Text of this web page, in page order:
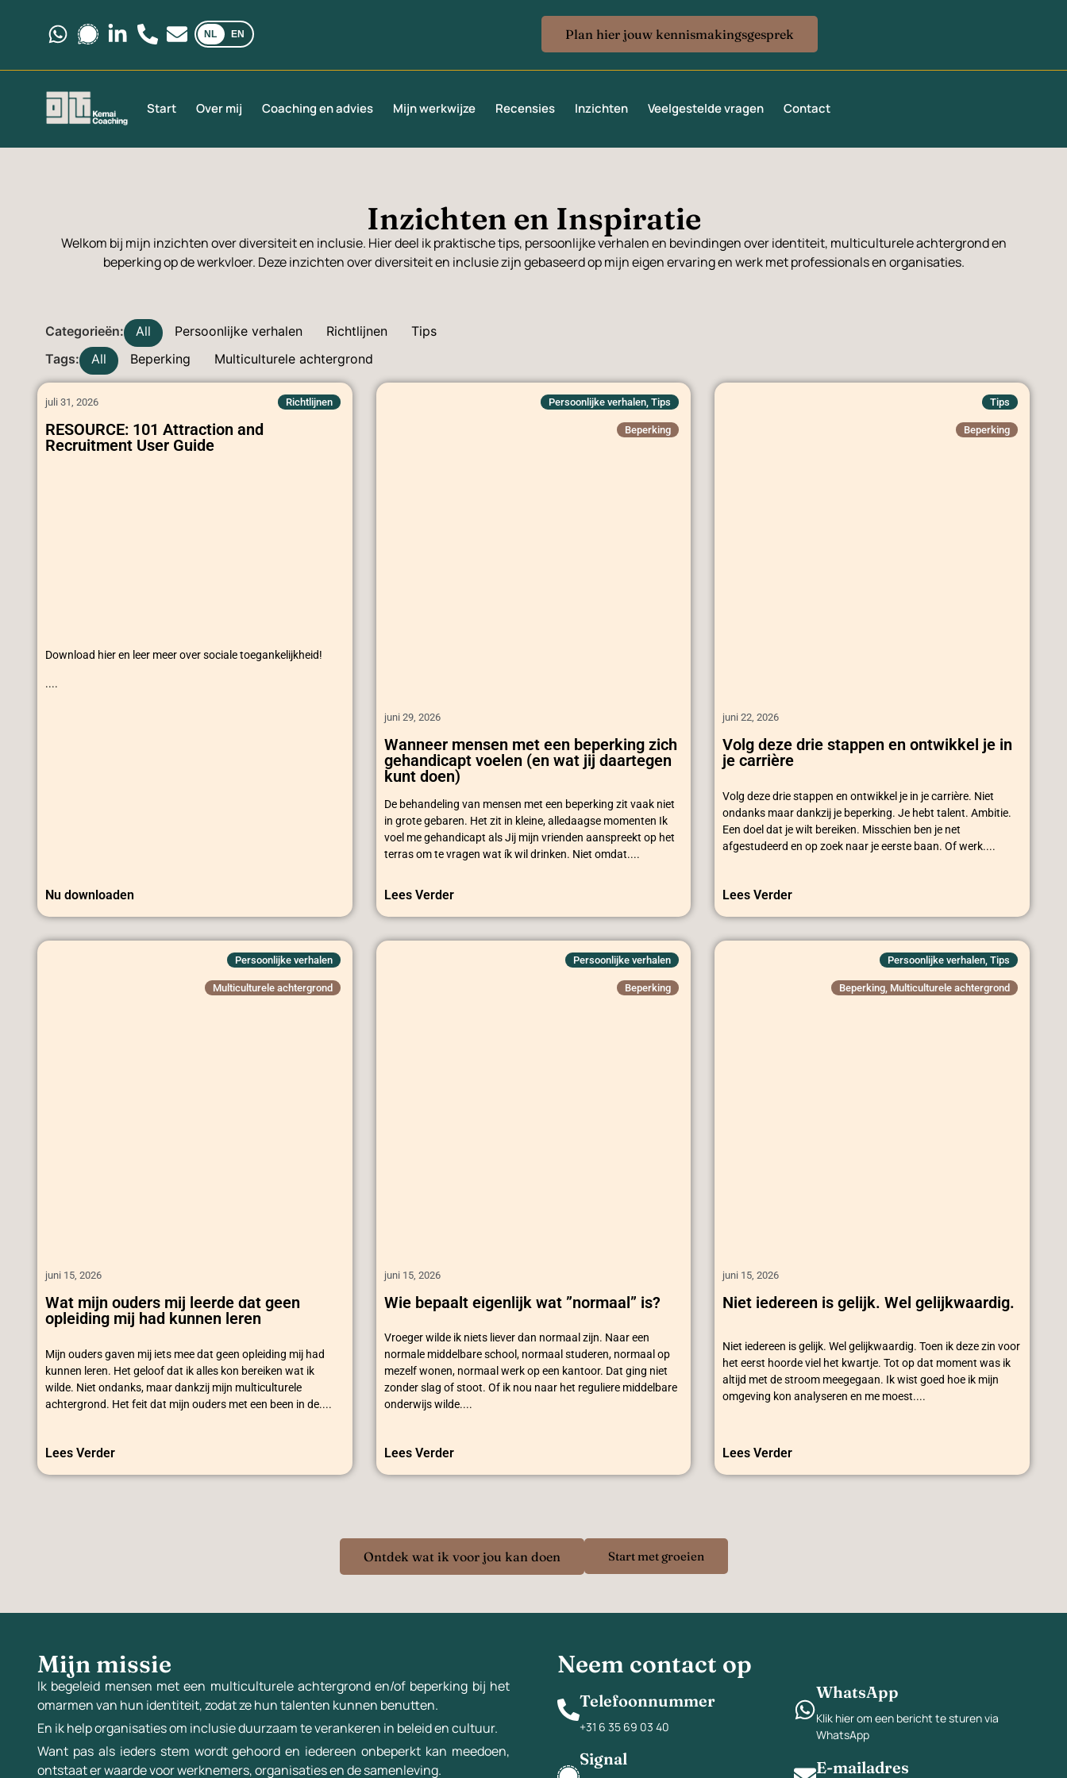
Stuur ons een bericht via WhatsApp.
Stuur ons een bericht via Signal.
Volg ons op LinkedIn.
Bel ons op +31 6 35 69 03 40
Stuur ons een e-mail via kemaicoaching@gmail.com
NL EN Plan hier jouw kennismakingsgesprek
Start Over mij Coaching en advies Mijn werkwijze Recensies Inzichten Veelgestelde vragen Contact
Inzichten en Inspiratie
Welkom bij mijn inzichten over diversiteit en inclusie. Hier deel ik praktische tips, persoonlijke verhalen en bevindingen over identiteit, multiculturele achtergrond en
beperking op de werkvloer. Deze inzichten over diversiteit en inclusie zijn gebaseerd op mijn eigen ervaring en werk met professionals en organisaties.
Persoonlijke verhalen Richtlijnen Tips
All
Beperking
Multiculturele achtergrond
All
Richtlijnen
juli 31, 2026
RESOURCE: 101 Attraction and
Recruitment User Guide
Download hier en leer meer over sociale toegankelijkheid!
....
Nu downloaden
Persoonlijke verhalen,Tips
Beperking
juni 29, 2026
Wanneer mensen met een beperking zich
gehandicapt voelen (en wat jij daartegen
kunt doen)
De behandeling van mensen met een beperking zit vaak niet
in grote gebaren. Het zit in kleine, alledaagse momenten Ik
voel me gehandicapt als Jij mijn vrienden aanspreekt op het
terras om te vragen wat ík wil drinken. Niet omdat....
Lees Verder
Tips
Beperking
juni 22, 2026
Volg deze drie stappen en ontwikkel je in
je carrière
Volg deze drie stappen en ontwikkel je in je carrière. Niet
ondanks maar dankzij je beperking. Je hebt talent. Ambitie.
Een doel dat je wilt bereiken. Misschien ben je net
afgestudeerd en op zoek naar je eerste baan. Of werk....
Lees Verder
Persoonlijke verhalen
Multiculturele achtergrond
juni 15, 2026
Wat mijn ouders mij leerde dat geen
opleiding mij had kunnen leren
Mijn ouders gaven mij iets mee dat geen opleiding mij had
kunnen leren. Het geloof dat ik alles kon bereiken wat ik
wilde. Niet ondanks, maar dankzij mijn multiculturele
achtergrond. Het feit dat mijn ouders met een been in de....
Lees Verder
Persoonlijke verhalen
Beperking
juni 15, 2026
Wie bepaalt eigenlijk wat ”normaal” is?
Vroeger wilde ik niets liever dan normaal zijn. Naar een
normale middelbare school, normaal studeren, normaal op
mezelf wonen, normaal werk op een kantoor. Dat ging niet
zonder slag of stoot. Of ik nou naar het reguliere middelbare
onderwijs wilde....
Lees Verder
Persoonlijke verhalen, Tips
Beperking, Multiculturele achtergrond
juni 15, 2026
Niet iedereen is gelijk. Wel gelijkwaardig.
Niet iedereen is gelijk. Wel gelijkwaardig. Toen ik deze zin voor
het eerst hoorde viel het kwartje. Tot op dat moment was ik
altijd met de stroom meegegaan. Ik wist goed hoe ik mijn
omgeving kon analyseren en me moest....
Lees Verder
Ontdek wat ik voor jou kan doen Start met groeien
Mijn missie
Ik begeleid mensen met een multiculturele achtergrond en/of beperking bij het
omarmen van hun identiteit, zodat ze hun talenten kunnen benutten.
En ik help organisaties om inclusie duurzaam te verankeren in beleid en cultuur.
Want pas als ieders stem wordt gehoord en iedereen onbeperkt kan meedoen,
ontstaat er waarde voor werknemers, organisaties en de samenleving.
Neem contact op
Telefoonnummer
+31 6 35 69 03 40
WhatsApp
Klik hier om een bericht te sturen via
WhatsApp
Signal E-mailadres